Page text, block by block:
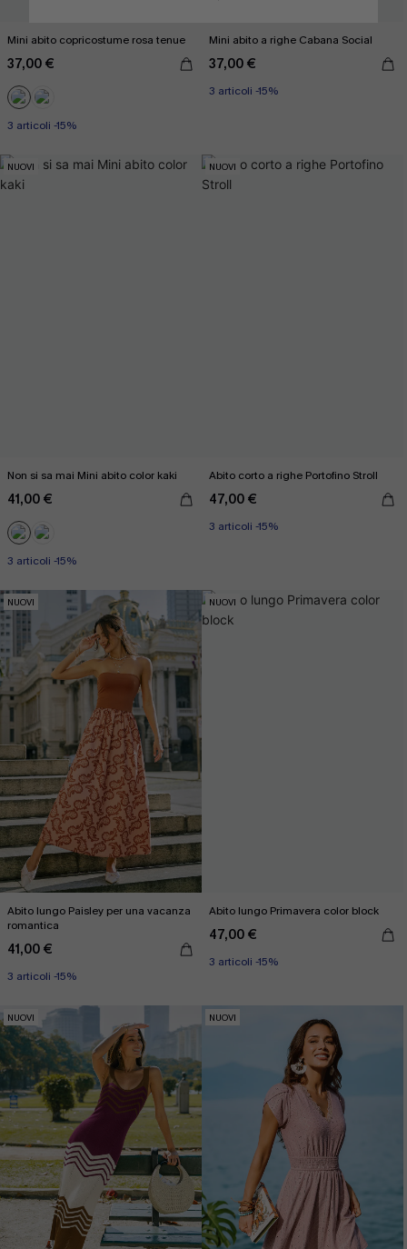
Mini abito copricostume rosa tenue
37,00 €
3 articoli -15%
Mini abito a righe Cabana Social
37,00 €
3 articoli -15%
NUOVI
Non si sa mai Mini abito color kaki
41,00 €
3 articoli -15%
NUOVI
Abito corto a righe Portofino Stroll
47,00 €
3 articoli -15%
NUOVI
Abito lungo Paisley per una vacanza
romantica
41,00 €
3 articoli -15%
NUOVI
Abito lungo Primavera color block
47,00 €
3 articoli -15%
NUOVI NUOVI